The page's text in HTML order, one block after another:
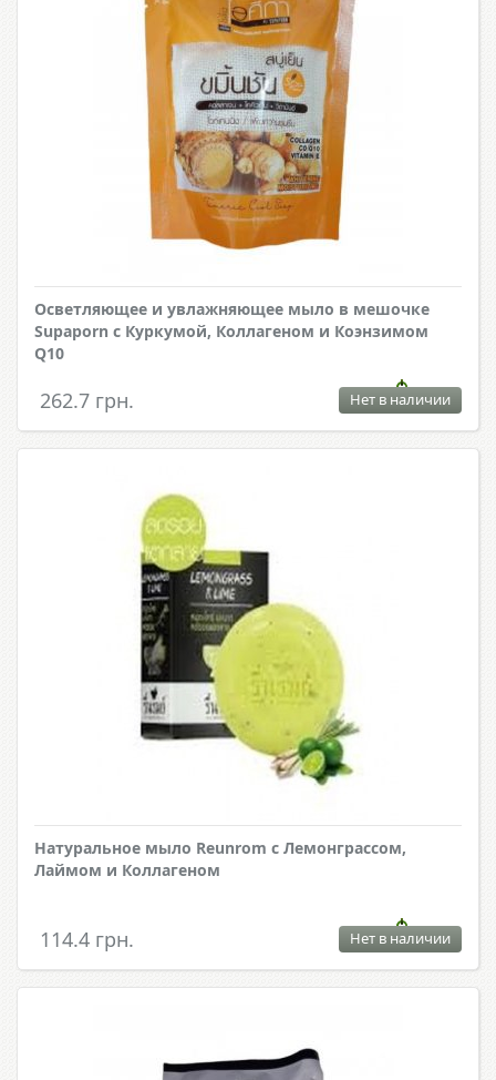
Осветляющее и увлажняющее мыло в мешочке
Supaporn с Куркумой, Коллагеном и Коэнзимом
Q10
262.7 грн. Нет в наличии
Натуральное мыло Reunrom с Лемонграссом,
Лаймом и Коллагеном
114.4 грн. Нет в наличии